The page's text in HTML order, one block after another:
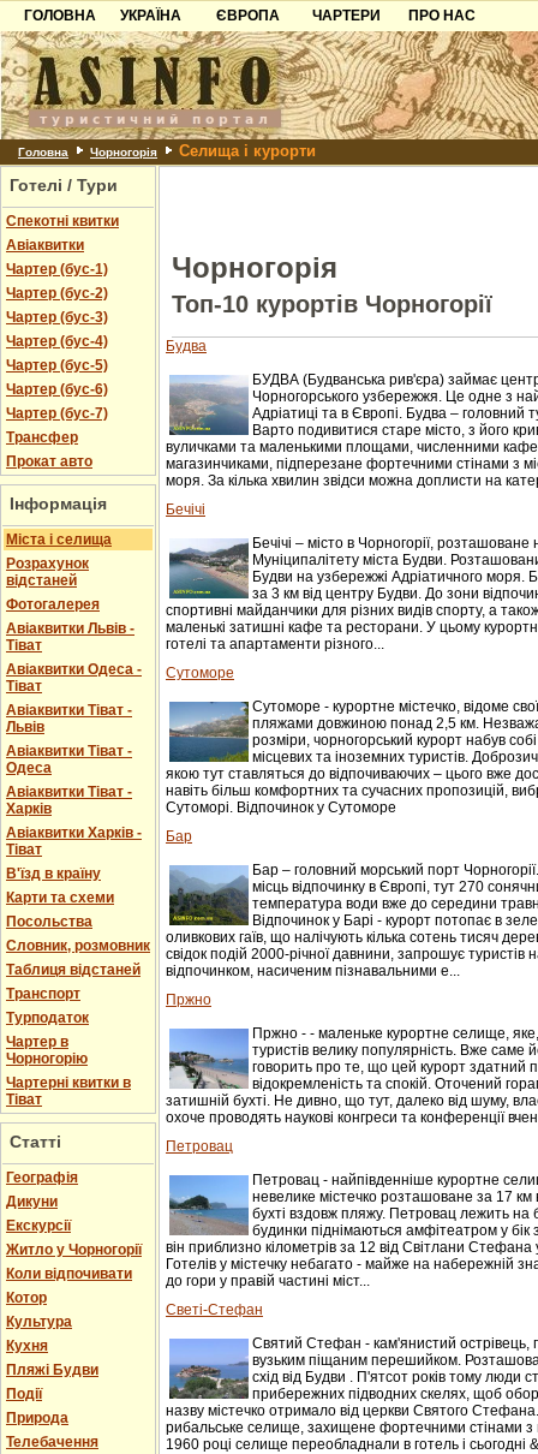
ГОЛОВНА
УКРАЇНА
Карпати
Азов
Причорноморря
Шацьк
ЄВРОПА
Чорногорія
Хорватія
Болгарія
Албанія
ЧАРТЕРИ
ПРО НАС
Контакти
Партнерам
Додати готель
Головна Чорногорія Селища і курорти
Готелі / Тури
Спекотні квитки
Авіаквитки
Чартер (бус-1)
Чартер (бус-2)
Чартер (бус-3)
Чартер (бус-4)
Чартер (бус-5)
Чартер (бус-6)
Чартер (бус-7)
Трансфер
Прокат авто
Інформація
Міста і селища
Розрахунок
відстаней
Фотогалерея
Авіаквитки Львів -
Тіват
Авіаквитки Одеса -
Тіват
Авіаквитки Тіват -
Львів
Авіаквитки Тіват -
Одеса
Авіаквитки Тіват -
Харків
Авіаквитки Харків -
Тіват
В'їзд в країну
Карти та схеми
Посольства
Словник, розмовник
Таблиця відстаней
Транспорт
Турподаток
Чартер в
Чорногорію
Чартерні квитки в
Тіват
Статті
Географія
Дикуни
Екскурсії
Житло у Чорногорії
Коли відпочивати
Котор
Культура
Кухня
Пляжі Будви
Події
Природа
Телебачення
Чорногорія
Топ-10 курортів Чорногорії
Будва
БУДВА (Будванська рив'єра) займає
Чорногорського узбережжя. Це одне з
Адріатиці та в Європі. Будва – головний
Варто подивитися старе місто, з його
вуличками та маленькими площами, численними
магазинчиками, підперезане фортечними стінами з
моря. За кілька хвилин звідси можна доплисти на
Бечічі
Бечічі – місто в Чорногорії, розташоване
Муніципалітету міста Будви.
Будви на узбережжі Адріатичного моря.
за 3 км від центру Будви. До зони
спортивні майданчики для різних видів спорту, а
маленькі затишні кафе та ресторани. У цьому
готелі та апартаменти різного...
Сутоморе
Сутоморе - курортне містечко, відоме
пляжами довжиною понад 2,5 км.
розміри, чорногорський курорт набув
місцевих та іноземних туристів.
якою тут ставляться до відпочиваючих – цього вже
навіть більш комфортних та сучасних пропозицій,
Сутоморі. Відпочинок у Сутоморе
Бар
Бар – головний морський порт
місць відпочинку в Європі, тут 270
температура води вже до середини
Відпочинок у Барі - курорт потопає в
оливкових гаїв, що налічують кілька сотень тисяч
свідок подій 2000-річної давнини, запрошує туристів
відпочинком, насиченим пізнавальними е...
Пржно
Пржно - - маленьке курортне селище,
туристів велику популярність. Вже саме
говорить про те, що цей курорт здатний
відокремленість та спокій. Оточений
затишній бухті. Не дивно, що тут, далеко від шуму,
охоче проводять наукові конгреси та конференції
Петровац
Петровац - найпівденніше курортне
невелике містечко розташоване за 17 км
бухті вздовж пляжу. Петровац лежить на
будинки піднімаються амфітеатром у бік
він приблизно кілометрів за 12 від Світлани
Готелів у містечку небагато - майже на набережній
до гори у правій частині міст...
Светі-Стефан
Святий Стефан - кам'янистий острівець,
вузьким піщаним перешийком.
схід від Будви . П'ятсот років тому люди
прибережних підводних скелях, щоб
назву містечко отримало від церкви Святого
рибальське селище, захищене фортечними стінами
1960 році селище переобладнали в готель і сьогодні